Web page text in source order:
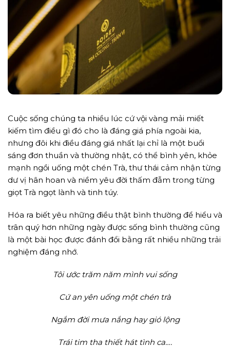
Cuộc sống chúng ta nhiều lúc cứ vội vàng mải miết
kiếm tìm điều gì đó cho là đáng giá phía ngoài kia,
nhưng đôi khi điều đáng giá nhất lại chỉ là một buổi
sáng đơn thuần và thường nhật, có thể bình yên, khỏe
mạnh ngồi uống một chén Trà, thư thái cảm nhận từng
dư vị hân hoan và niềm yêu đời thấm đẫm trong từng
giọt Trà ngọt lành và tinh túy.
Hóa ra biết yêu những điều thật bình thường để hiểu và
trân quý hơn những ngày được sống bình thường cũng
là một bài học được đánh đổi bằng rất nhiều những trải
nghiệm đáng nhớ.
Tôi ước trăm năm mình vui sống
Cứ an yên uống một chén trà
Ngắm đời mưa nắng hay gió lộng
Trái tim tha thiết hát tình ca….